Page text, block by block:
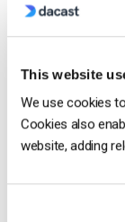
This website
We use cookies
Cookies also
website, adding